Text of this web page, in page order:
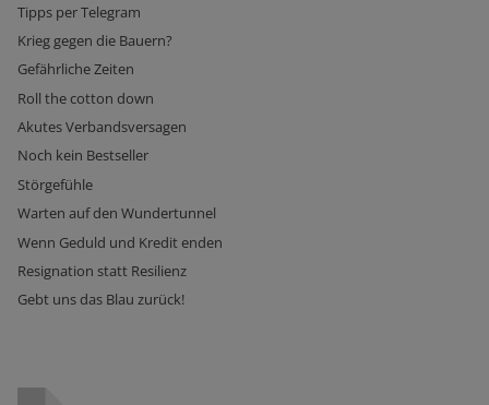
Tipps per Telegram
Krieg gegen die Bauern?
Gefährliche Zeiten
Roll the cotton down
Akutes Verbandsversagen
Noch kein Bestseller
Störgefühle
Warten auf den Wundertunnel
Wenn Geduld und Kredit enden
Resignation statt Resilienz
Gebt uns das Blau zurück!